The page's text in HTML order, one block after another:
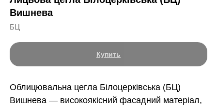
Вишнева
БЦ
Купить
Облицювальна цегла Білоцерківська (БЦ)
Вишнева — високоякісний фасадний матеріал,